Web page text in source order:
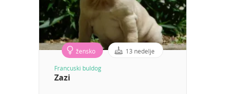
žensko 13 nedelje
Francuski buldog
Zazi